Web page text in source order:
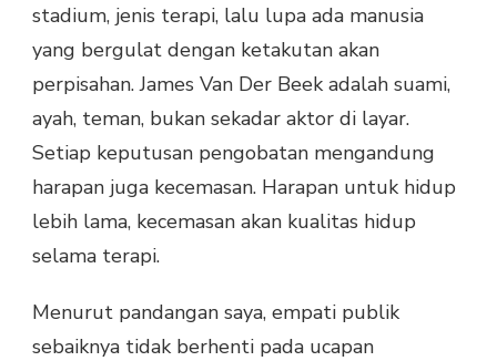
stadium, jenis terapi, lalu lupa ada manusia
yang bergulat dengan ketakutan akan
perpisahan. James Van Der Beek adalah suami,
ayah, teman, bukan sekadar aktor di layar.
Setiap keputusan pengobatan mengandung
harapan juga kecemasan. Harapan untuk hidup
lebih lama, kecemasan akan kualitas hidup
selama terapi.
Menurut pandangan saya, empati publik
sebaiknya tidak berhenti pada ucapan